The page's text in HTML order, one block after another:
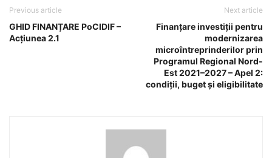
Previous article
GHID FINANȚARE PoCIDIF –
Acțiunea 2.1
Next article
Finanțare investiții pentru
modernizarea
microîntreprinderilor prin
Programul Regional Nord-
Est 2021–2027 – Apel 2:
condiții, buget și eligibilitate